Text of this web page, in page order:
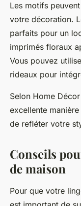
Les motifs
votre décoration.
parfaits pour un
imprimés floraux
Vous pouvez
rideaux pour
Selon Home
excellente
de refléter votre
Conseils
de maison
Pour que votre